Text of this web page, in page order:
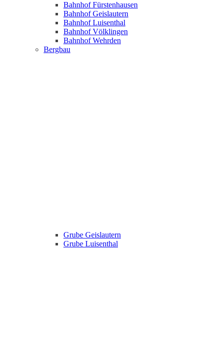
Bahnhof Fürstenhausen
Bahnhof Geislautern
Bahnhof Luisenthal
Bahnhof Völklingen
Bahnhof Wehrden
Bergbau
Grube Geislautern
Grube Luisenthal